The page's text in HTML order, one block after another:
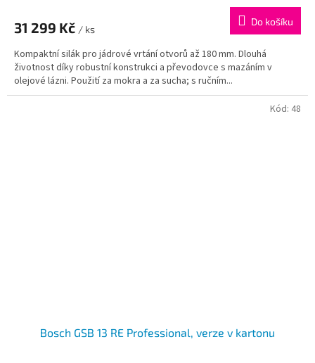
31 299 Kč / ks
Do košíku
Kompaktní silák pro jádrové vrtání otvorů až 180 mm. Dlouhá
životnost díky robustní konstrukci a převodovce s mazáním v
olejové lázni. Použití za mokra a za sucha; s ručním...
Bosch GSB 13 RE Professional, verze v kartonu
Kód: 48